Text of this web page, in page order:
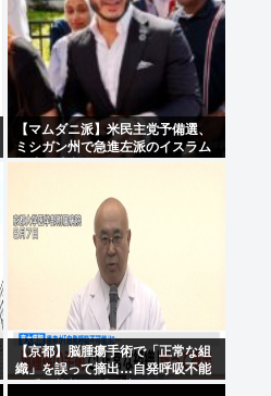
【マムダニ派】米民主党予備選、
ミシガン州で急進左派のイスラム
教徒が勝利
【京都】脳腫瘍手術で「正常な組
織」を誤って摘出…自発呼吸不能
の重篤状態に 「腫瘍でない」結果